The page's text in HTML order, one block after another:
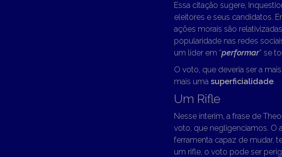
Essa citação sugere,
eleitores e seus candidatos.
ações morais são
popularidade nas redes
um líder em “performar” se
O voto, que deveria ser a
mais umasuperficialidade.
Um Rifle
Nesse ínterim, a frase de
voto, que negligenciamos. O
ferramenta capaz de mudar,
um rifle, o voto pode ser